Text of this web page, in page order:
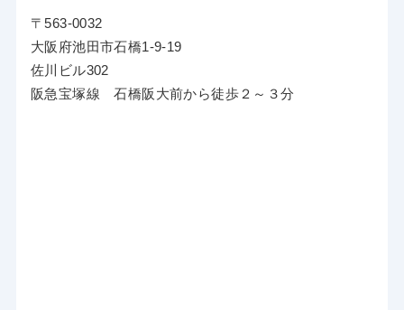
〒563-0032
大阪府池田市石橋1-9-19
佐川ビル302
阪急宝塚線 石橋阪大前から徒歩２～３分